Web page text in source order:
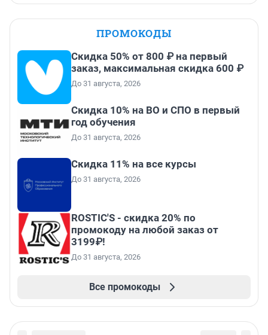
ПРОМОКОДЫ
Скидка 50% от 800 ₽ на первый
заказ, максимальная скидка 600 ₽
До 31 августа, 2026
Скидка 10% на ВО и СПО в первый
год обучения
До 31 августа, 2026
Скидка 11% на все курсы
До 31 августа, 2026
ROSTIC'S - скидка 20% по
промокоду на любой заказ от
3199₽!
До 31 августа, 2026
Все промокоды